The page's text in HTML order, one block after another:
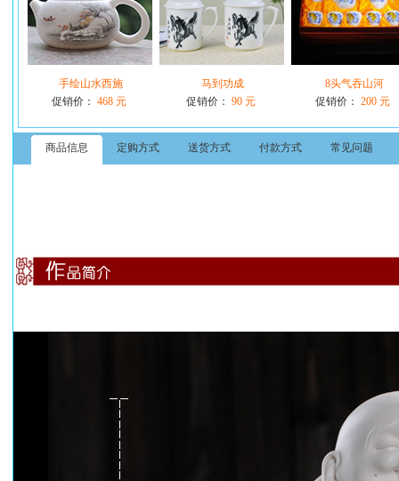
手绘山水西施
促销价： 468 元
马到功成
促销价： 90 元
8头气吞山河
促销价： 200 元
商品信息 定购方式 送货方式 付款方式 常见问题